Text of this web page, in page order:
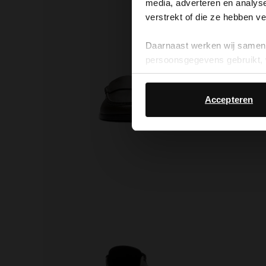
media, adverteren en
verstrekt of die ze hebben
Daarnaast werken wij
persoonsgegevens gebruikt,
Accepteren